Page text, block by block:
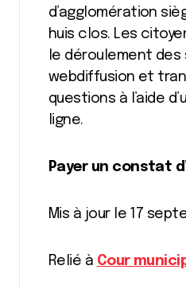
d’agglomération
huis clos. Les
le déroulement des
webdiffusion et
questions à l’aide
ligne.
Payer un constat
Mis à jour le 17
Relié à Cour